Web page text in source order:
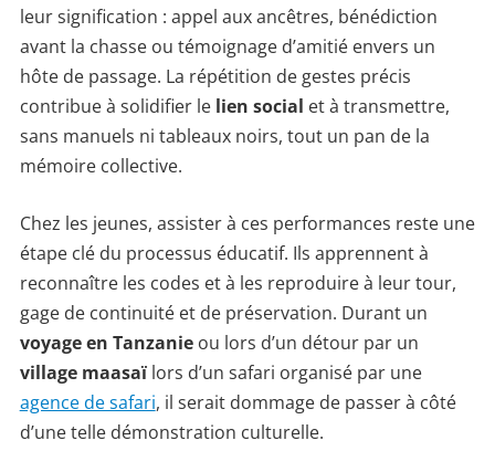
leur signification : appel aux ancêtres, bénédiction
avant la chasse ou témoignage d’amitié envers un
hôte de passage. La répétition de gestes précis
contribue à solidifier le lien social et à transmettre,
sans manuels ni tableaux noirs, tout un pan de la
mémoire collective.
Chez les jeunes, assister à ces performances reste une
étape clé du processus éducatif. Ils apprennent à
reconnaître les codes et à les reproduire à leur tour,
gage de continuité et de préservation. Durant un
voyage en Tanzanieou lors d’un détour par un
village maasaïlors d’un safari organisé par une
agence de safari, il serait dommage de passer à côté
d’une telle démonstration culturelle.